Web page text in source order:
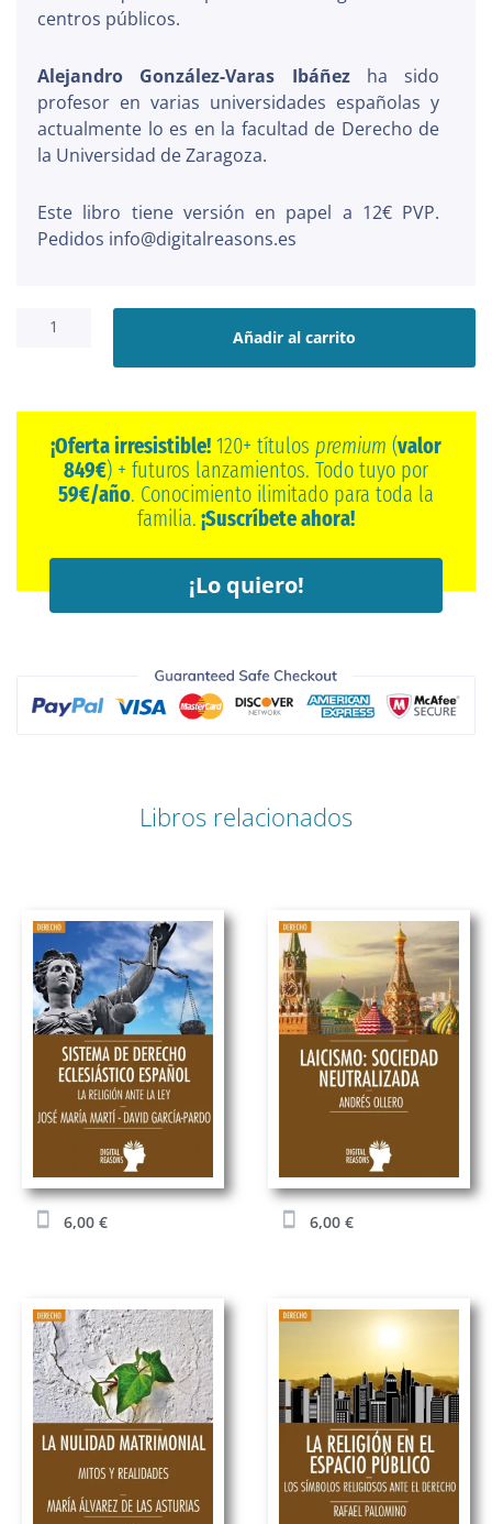
centros públicos.
Alejandro González-Varas Ibáñezha sido
profesor en varias universidades españolas y
actualmente lo es en la facultad de Derecho de
la Universidad de Zaragoza.
Este libro tiene versión en papel a 12€ PVP.
Pedidos info@digitalreasons.es
enseñanza
en
Europa
cantidad
Añadir al carrito
¡Oferta irresistible! 120+ títulos premium (valor
849€) + futuros lanzamientos. Todo tuyo por
59€/año. Conocimiento ilimitado para toda la
familia. ¡Suscríbete ahora!
¡Lo quiero!
Libros relacionados
6,00 € 6,00 €